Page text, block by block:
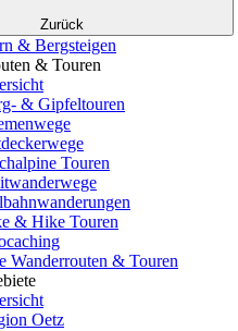
Zurück
& Bergsteigen
& Touren
& Gipfeltouren
Touren
& Hike Touren
Wanderrouten & Touren
Oetz